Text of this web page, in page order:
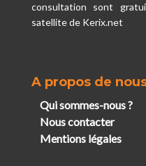
consultation sont
satellite de Kerix.net
A propos de
Qui sommes-nous ?
Nous contacter
Mentions légales